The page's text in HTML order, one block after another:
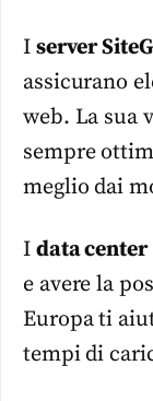
I server
assicurano
web. La sua
sempre
meglio dai
I data center
e avere la
Europa ti
tempi di